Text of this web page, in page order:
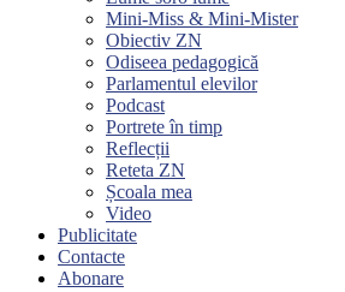
Mini-Miss & Mini-Mister
Obiectiv ZN
Odiseea pedagogică
Parlamentul elevilor
Podcast
Portrete în timp
Reflecții
Reteta ZN
Școala mea
Video
Publicitate
Contacte
Abonare